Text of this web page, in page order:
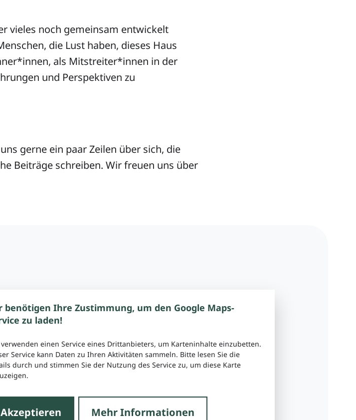
vieles noch gemeinsam entwickelt
die Lust haben, dieses Haus
als Mitstreiter*innen in der
und Perspektiven zu
gerne ein paar Zeilen über sich, die
Beiträge schreiben. Wir freuen uns über
benötigen Ihre Zustimmung, um den Google Maps-
zu laden!
einen Service eines Drittanbieters, um Karteninhalte einzubetten.
Service kann Daten zu Ihren Aktivitäten sammeln. Bitte lesen Sie die
durch und stimmen Sie der Nutzung des Service zu, um diese Karte
Akzeptieren Mehr Informationen